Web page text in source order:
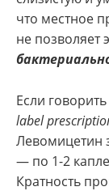
что местное
не позволяет
Если
label
Левомицетин
— по 1-2
Кратность